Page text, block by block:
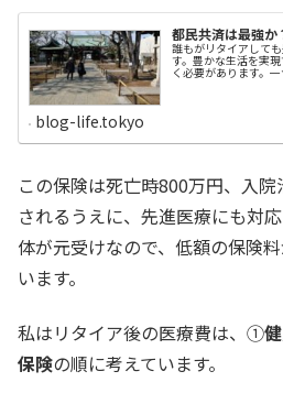
都民共済は最強か
誰もがリタイアして
す。豊かな生活を実
く必要があります。
ホなど電話・通信費
にするために支払う
経費に分ける事がで
ス・水道」「スマホ
賃」「駐車場代」・
険」「セコムなど保
blog-life.tokyo
この保険は死亡時800万円、入
されるうえに、先進医療にも対
体が元受けなので、低額の保険
います。
私はリタイア後の医療費は、①
保険の順に考えています。